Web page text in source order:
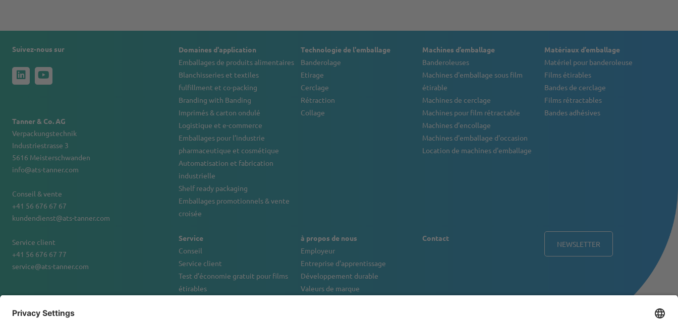
Suivez-nous sur
Tanner & Co. AG
Verpackungstechnik
Industriestrasse 3
5616 Meisterschwanden
info@ats-tanner.com
Conseil & vente
+41 56 676 67 67
kundendienst@ats-tanner.com
Service client
+41 56 676 67 77
service@ats-tanner.com
Domaines d'application
Emballages de produits alimentaires
Blanchisseries et textiles
fulfillment et co-packing
Branding with Banding
Imprimés & carton ondulé
Logistique et e-commerce
Emballages pour l’industrie
pharmaceutique et cosmétique
Automatisation et fabrication
industrielle
Shelf ready packaging
Emballages promotionnels & vente
croisée
Technologie de l'emballage
Banderolage
Etirage
Cerclage
Rétraction
Collage
Machines d’emballage
Banderoleuses
Machines d'emballage sous film
étirable
Machines de cerclage
Machines pour film rétractable
Machines d’encollage
Machines d'emballage d'occasion
Location de machines d'emballage
Matériaux d’emballage
Matériel pour banderoleuse
Films étirables
Bandes de cerclage
Films rétractables
Bandes adhésives
Service
Conseil
Service client
Test d’économie gratuit pour films
étirables
à propos de nous
Employeur
Entreprise d'apprentissage
Développement durable
Valeurs de marque
Contact
NEWSLETTER